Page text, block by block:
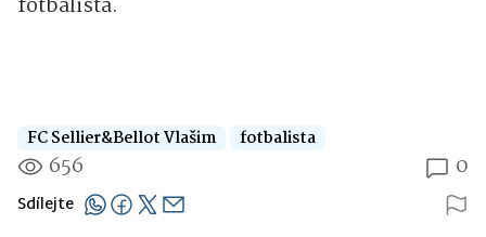
FC Sellier&Bellot Vlašim fotbalista
656 0
Sdílejte